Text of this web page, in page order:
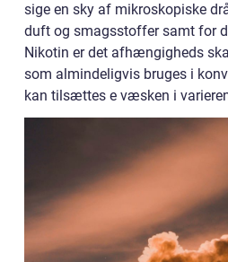
sige en sky af mikroskopiske
duft og smagsstoffer samt for
Nikotin er det afhængigheds
som almindeligvis bruges i
kan tilsættes e væsken i